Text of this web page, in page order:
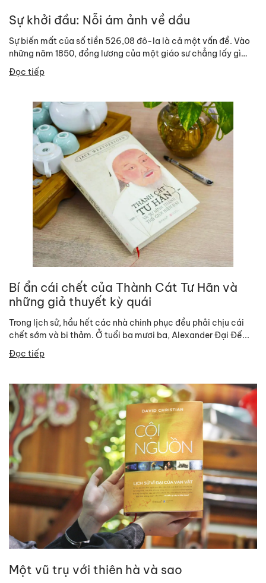
Sự khởi đầu: Nỗi ám ảnh về dầu
Sự biến mất của số tiền 526,08 đô-la là cả một vấn đề. Vào
những năm 1850, đồng lương của một giáo sư chẳng lấy gì
làm...
Đọc tiếp
Bí ẩn cái chết của Thành Cát Tư Hãn và
những giả thuyết kỳ quái
Trong lịch sử, hầu hết các nhà chinh phục đều phải chịu cái
chết sớm và bi thảm. Ở tuổi ba mươi ba, Alexander Đại Đế...
Đọc tiếp
Một vũ trụ với thiên hà và sao